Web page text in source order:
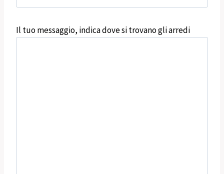
Il tuo messaggio, indica dove si trovano gli arredi